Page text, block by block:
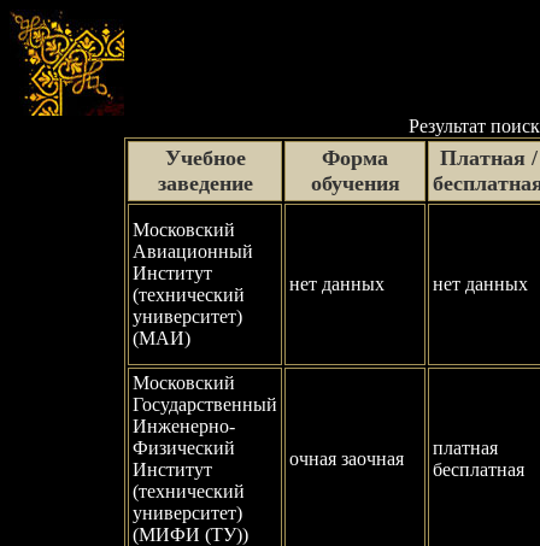
Результат
Учебное
заведение
Форма
обучения
Платная /
Московский
Авиационный
Институт
(технический
университет)
(МАИ)
нет данных нет данных
Московский
Государственный
Инженерно-
Физический
Институт
(технический
университет)
(МИФИ (ТУ))
очная заочная
платная
бесплатная